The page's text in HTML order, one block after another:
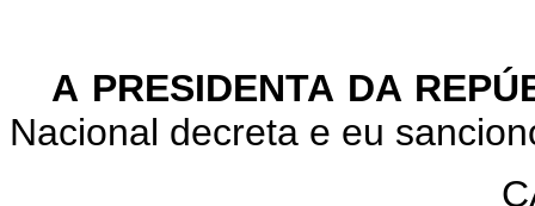
A PRESIDENTA DA
Nacional decreta e eu